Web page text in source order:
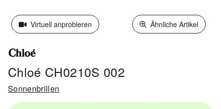
Virtuell anprobieren Ähnliche Artikel
Chloé CH0210S 002
Sonnenbrillen